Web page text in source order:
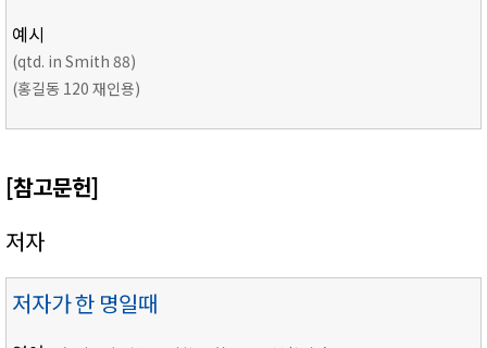
예시
(qtd. in Smith 88)
(홍길동 120 재인용)
[참고문헌]
저자
저자가 한 명일때